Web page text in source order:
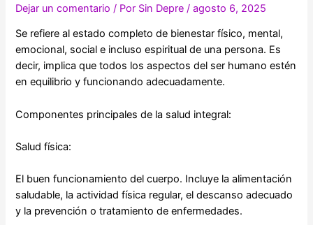
Dejar un comentario / Por Sin Depre /agosto 6, 2025
Se refiere al estado completo de bienestar físico, mental,
emocional, social e incluso espiritual de una persona. Es
decir, implica que todos los aspectos del ser humano estén
en equilibrio y funcionando adecuadamente.
Componentes principales de la salud integral:
Salud física:
El buen funcionamiento del cuerpo. Incluye la alimentación
saludable, la actividad física regular, el descanso adecuado
y la prevención o tratamiento de enfermedades.